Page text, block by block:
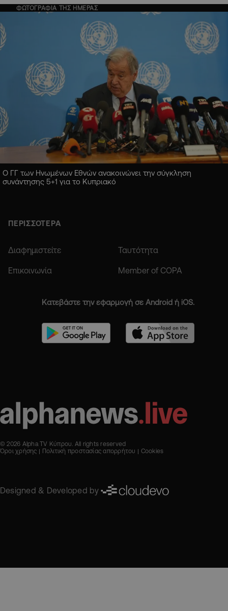
ΦΩΤΟΓΡΑΦΙΑ ΤΗΣ ΗΜΕΡΑΣ
Ο ΓΓ των Ηνωμένων Εθνών ανακοινώνει την σύγκληση
συνάντησης 5+1 για το Κυπριακό
ΠΕΡΙΣΣΟΤΕΡΑ
Διαφημιστείτε Ταυτότητα
Επικοινωνία Member of COPA
Κατεβάστε την εφαρμογή σε Android ή iOS.
© 2026 Alpha TV Κύπρου. All rights reserved
Όροι χρήσης
Πολιτική προστασίας απορρήτου Cookies
Designed & Developed by